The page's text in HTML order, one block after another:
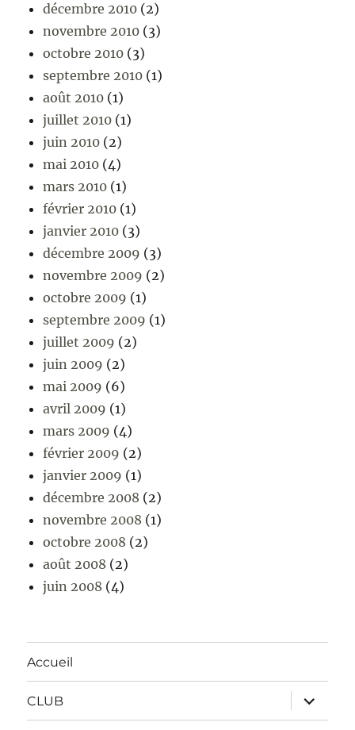
décembre 2010 (2)
novembre 2010 (3)
octobre 2010 (3)
septembre 2010 (1)
août 2010 (1)
juillet 2010 (1)
juin 2010 (2)
mai 2010 (4)
mars 2010 (1)
février 2010 (1)
janvier 2010 (3)
décembre 2009 (3)
novembre 2009 (2)
octobre 2009 (1)
septembre 2009 (1)
juillet 2009 (2)
juin 2009 (2)
mai 2009 (6)
avril 2009 (1)
mars 2009 (4)
février 2009 (2)
janvier 2009 (1)
décembre 2008 (2)
novembre 2008 (1)
octobre 2008 (2)
août 2008 (2)
juin 2008 (4)
Accueil
CLUB
ouvrir
le
sous-